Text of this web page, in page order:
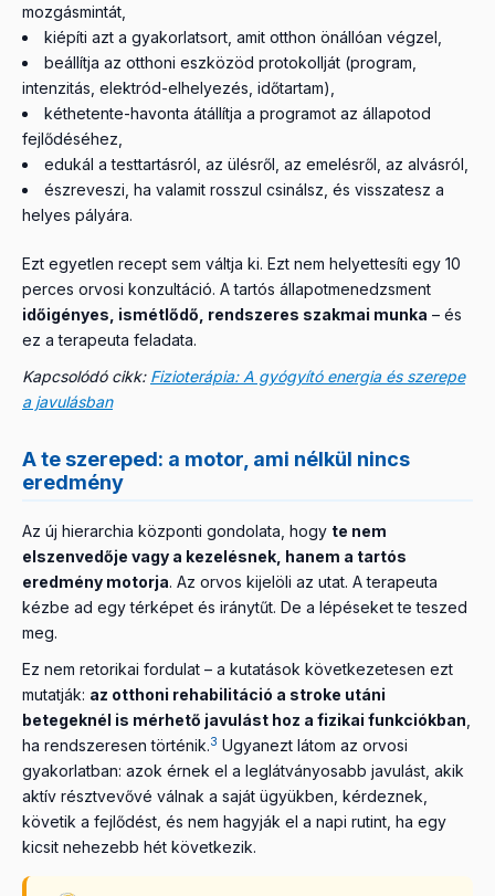
tevékenykednek. Ez nemcsak igazságtalan, hanem
szakmailag is hibás felállás: a tartós állapotokban a
terapeuták munkája a kulcs.
Egyetlen kikötés van:az eszköz akkor értelmezhető
felelősen, ha terápiás célhoz, a beteg állapotához
és edukációhoz kapcsolódik. Az orvos engedélyezi, a
terapeuta beépíti a protokollba, te használod – ebben a
sorrendben.
mozgásmintát,
kiépíti azt a gyakorlatsort, amit otthon önállóan végzel,
beállítja az otthoni eszközöd protokollját (program,
intenzitás, elektród-elhelyezés, időtartam),
kéthetente-havonta átállítja a programot az állapotod
fejlődéséhez,
edukál a testtartásról, az ülésről, az emelésről, az alvásról,
észreveszi, ha valamit rosszul csinálsz, és visszatesz a
helyes pályára.
Ezt egyetlen recept sem váltja ki. Ezt nem helyettesíti egy 10
perces orvosi konzultáció. A tartós állapotmenedzsment
időigényes, ismétlődő, rendszeres szakmai munka – és
ez a terapeuta feladata.
Kapcsolódó cikk: Fizioterápia: A gyógyító energia és szerepe
a javulásban
A te szereped: a motor, ami nélkül nincs
eredmény
Az új hierarchia központi gondolata, hogy te nem
elszenvedője vagy a kezelésnek, hanem a tartós
eredmény motorja. Az orvos kijelöli az utat. A terapeuta
kézbe ad egy térképet és iránytűt. De a lépéseket te teszed
meg.
Ez nem retorikai fordulat – a kutatások következetesen ezt
mutatják: az otthoni rehabilitáció a stroke utáni
betegeknél is mérhető javulást hoz a fizikai funkciókban
ha rendszeresen történik.3 Ugyanezt látom az orvosi
gyakorlatban: azok érnek el a leglátványosabb javulást, akik
aktív résztvevővé válnak a saját ügyükben, kérdeznek,
követik a fejlődést, és nem hagyják el a napi rutint, ha egy
kicsit nehezebb hét következik.